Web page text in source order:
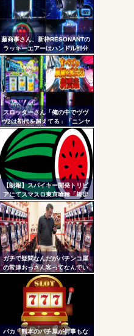
メの思い出ｗｗｗ
藤商事さん、新枠RESONANTの
ラッキーエアーはハンドル部分
からのみで枠上部からの風は無
い模様。ヅラに配慮したか？
スロッターさん「俺の中でヴヴ
ヴ2は初代を超えてる」「ニンヤ
メで状況が一変するのも良いス
パイスになってる」
【朗報】スパイキー開発トリビ
アにてスマスロ東京喰種「規定
ゲーム数による当せんと裏AT突
入率」が公開される。100G・
200G以内に到達で裏AT突入が優
遇
ガチで疑問なんだがパチンコ屋
の常連おっさん客ってなんでい
つも同じ服着てるの？
バカ「熊本のパチ屋が何事もな